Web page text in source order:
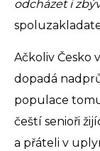
odcházet i
Ačkoliv Česko
dopadá
populace
čeští senioři
a přáteli v